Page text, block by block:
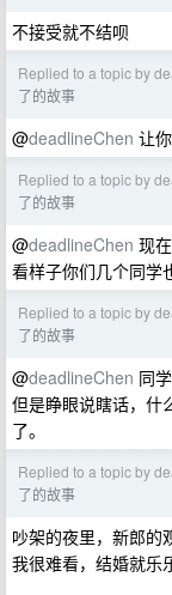
不接受就不结呗
Replied to a topic by
了的故事
@deadlineChen 让
Replied to a topic by
了的故事
@deadlineChen 现
看样子你们几个同学
Replied to a topic by
了的故事
@deadlineChen 同
但是睁眼说瞎话，什
了。
Replied to a topic by
了的故事
吵架的夜里，新郎的
我很难看，结婚就乐